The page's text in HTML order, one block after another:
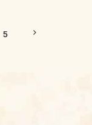
5 chevron_right